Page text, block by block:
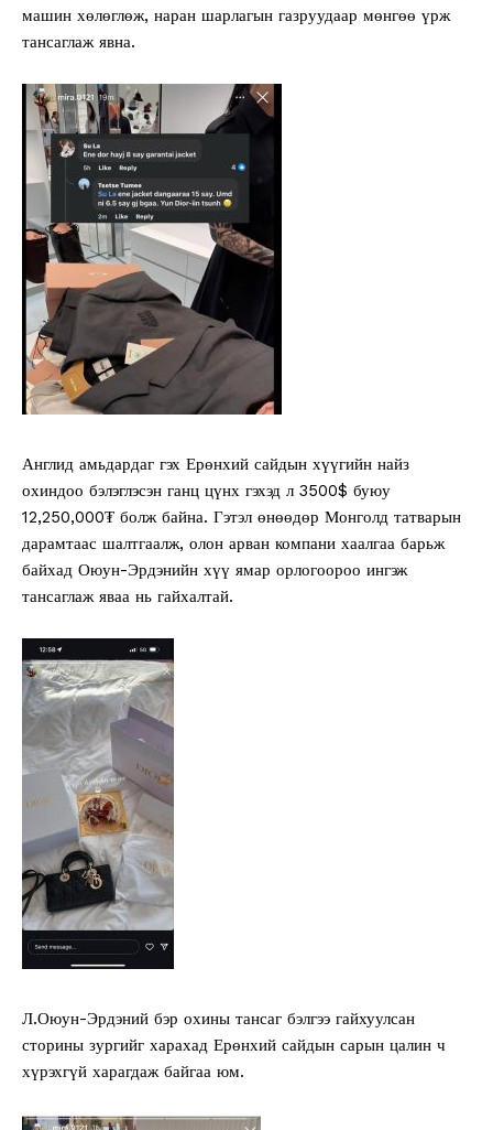
машин хөлөглөж, наран шарлагын газруудаар мөнгөө үрж
тансаглаж явна.
Англид амьдардаг гэх Ерөнхий сайдын хүүгийн найз
охиндоо бэлэглэсэн ганц цүнх гэхэд л 3500$ буюу
12,250,000₮ болж байна. Гэтэл өнөөдөр Монголд татварын
дарамтаас шалтгаалж, олон арван компани хаалгаа барьж
байхад Оюун-Эрдэнийн хүү ямар орлогоороо ингэж
тансаглаж яваа нь гайхалтай.
Л.Оюун-Эрдэний бэр охины тансаг бэлгээ гайхуулсан
сторины зургийг харахад Ерөнхий сайдын сарын цалин ч
хүрэхгүй харагдаж байгаа юм.